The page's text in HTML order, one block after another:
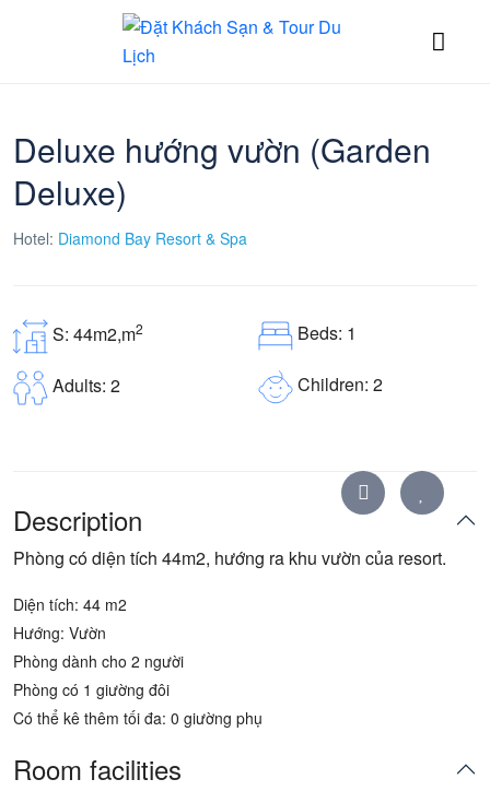
Deluxe hướng vườn (Garden
Deluxe)
Hotel: Diamond Bay Resort & Spa
S: 44m2,m2 Beds: 1
Adults: 2 Children: 2
Description
Phòng có diện tích 44m2, hướng ra khu vườn của resort.
Diện tích: 44 m2
Hướng: Vườn
Phòng dành cho 2 người
Phòng có 1 giường đôi
Có thể kê thêm tối đa: 0 giường phụ
Room facilities